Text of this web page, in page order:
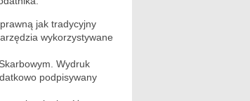
jak tradycyjny
wykorzystywane
Wydruk
podpisywany